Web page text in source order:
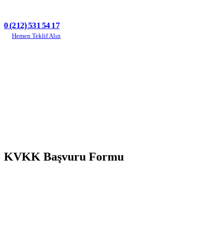
0 (212) 531 54 17
Hemen Teklif Alın
KVKK Başvuru Formu